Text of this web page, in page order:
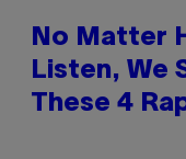
No Matter
Listen, We
These 4